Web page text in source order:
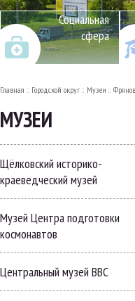
Социальная
сфера
Главная Городской округ Музеи
МУЗЕИ
Щёлковский историко-
краеведческий музей
Музей Центра подготовки
космонавтов
Центральный музей ВВС